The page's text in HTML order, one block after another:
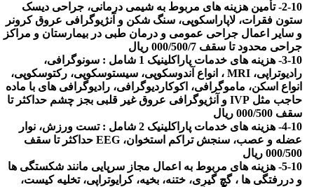
2-10- تأمین هزینه های مربوط به شیمی درمانی، جراحی دیسک
ستون فقرات، لاپاراسکوپی، سنگ شکن و آنژیوگرافی عروق کرونر
و سایر اعمال جراحی عمومی و درمان طبی در بیمارستان و مراکز
جراحی محدود تا سقف 000/500/7 ریال
3-10- هزینه های خدمات پاراکلینیک 1 شامل : سونوگرافی،
رادیوتراپی، MRI ، انواع آندوسکوپی، سیستوسکوپی، رکتوسکوپی،
انواع اسکن، ماموگرافی، اکوکاردیوگرافی، رادیوگرافی های با ماده
حاجب مثل IVP و آنژیوگرافی عروق غیر قلبی بجز چشم حداکثر تا
سقف 000/500 ریال
4-10- هزینه های خدمات پاراکلینیک 2 شامل : تست ورزش، نوار
عضله و عصب، سنجش تراکم استخوان، EEG حداکثر تا سقف
000/500 ریال
5-10- هزینه های مربوط به اعمال مجاز سرپایی مانند شکستگی ها
و دررفتگی ها ، گچ گیری، ختنه، بخیه، کرایوتراپی، تخلیه کیست،